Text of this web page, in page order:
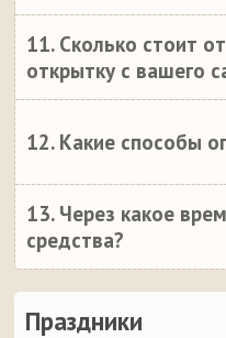
Праздники
11. Сколько стоит
открытку с вашего
12. Какие способы
13. Через какое
средства?